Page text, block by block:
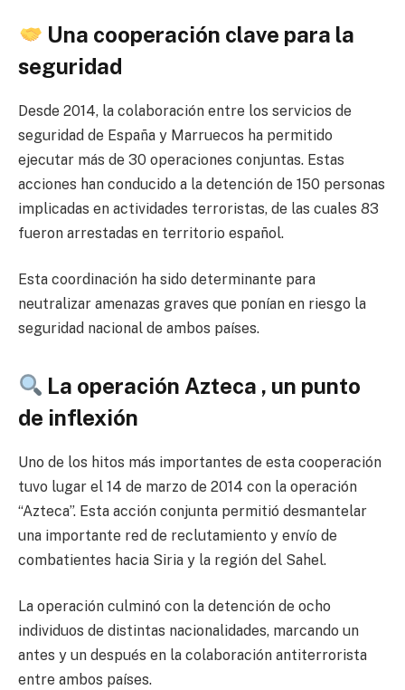
Una cooperación clave para la
seguridad
Desde 2014, la colaboración entre los servicios de
seguridad de España y Marruecos ha permitido
ejecutar más de 30 operaciones conjuntas. Estas
acciones han conducido a la detención de 150 personas
implicadas en actividades terroristas, de las cuales 83
fueron arrestadas en territorio español.
Esta coordinación ha sido determinante para
neutralizar amenazas graves que ponían en riesgo la
seguridad nacional de ambos países.
La operación Azteca , un punto
de inflexión
Uno de los hitos más importantes de esta cooperación
tuvo lugar el 14 de marzo de 2014 con la operación
“Azteca”. Esta acción conjunta permitió desmantelar
una importante red de reclutamiento y envío de
combatientes hacia Siria y la región del Sahel.
La operación culminó con la detención de ocho
individuos de distintas nacionalidades, marcando un
antes y un después en la colaboración antiterrorista
entre ambos países.